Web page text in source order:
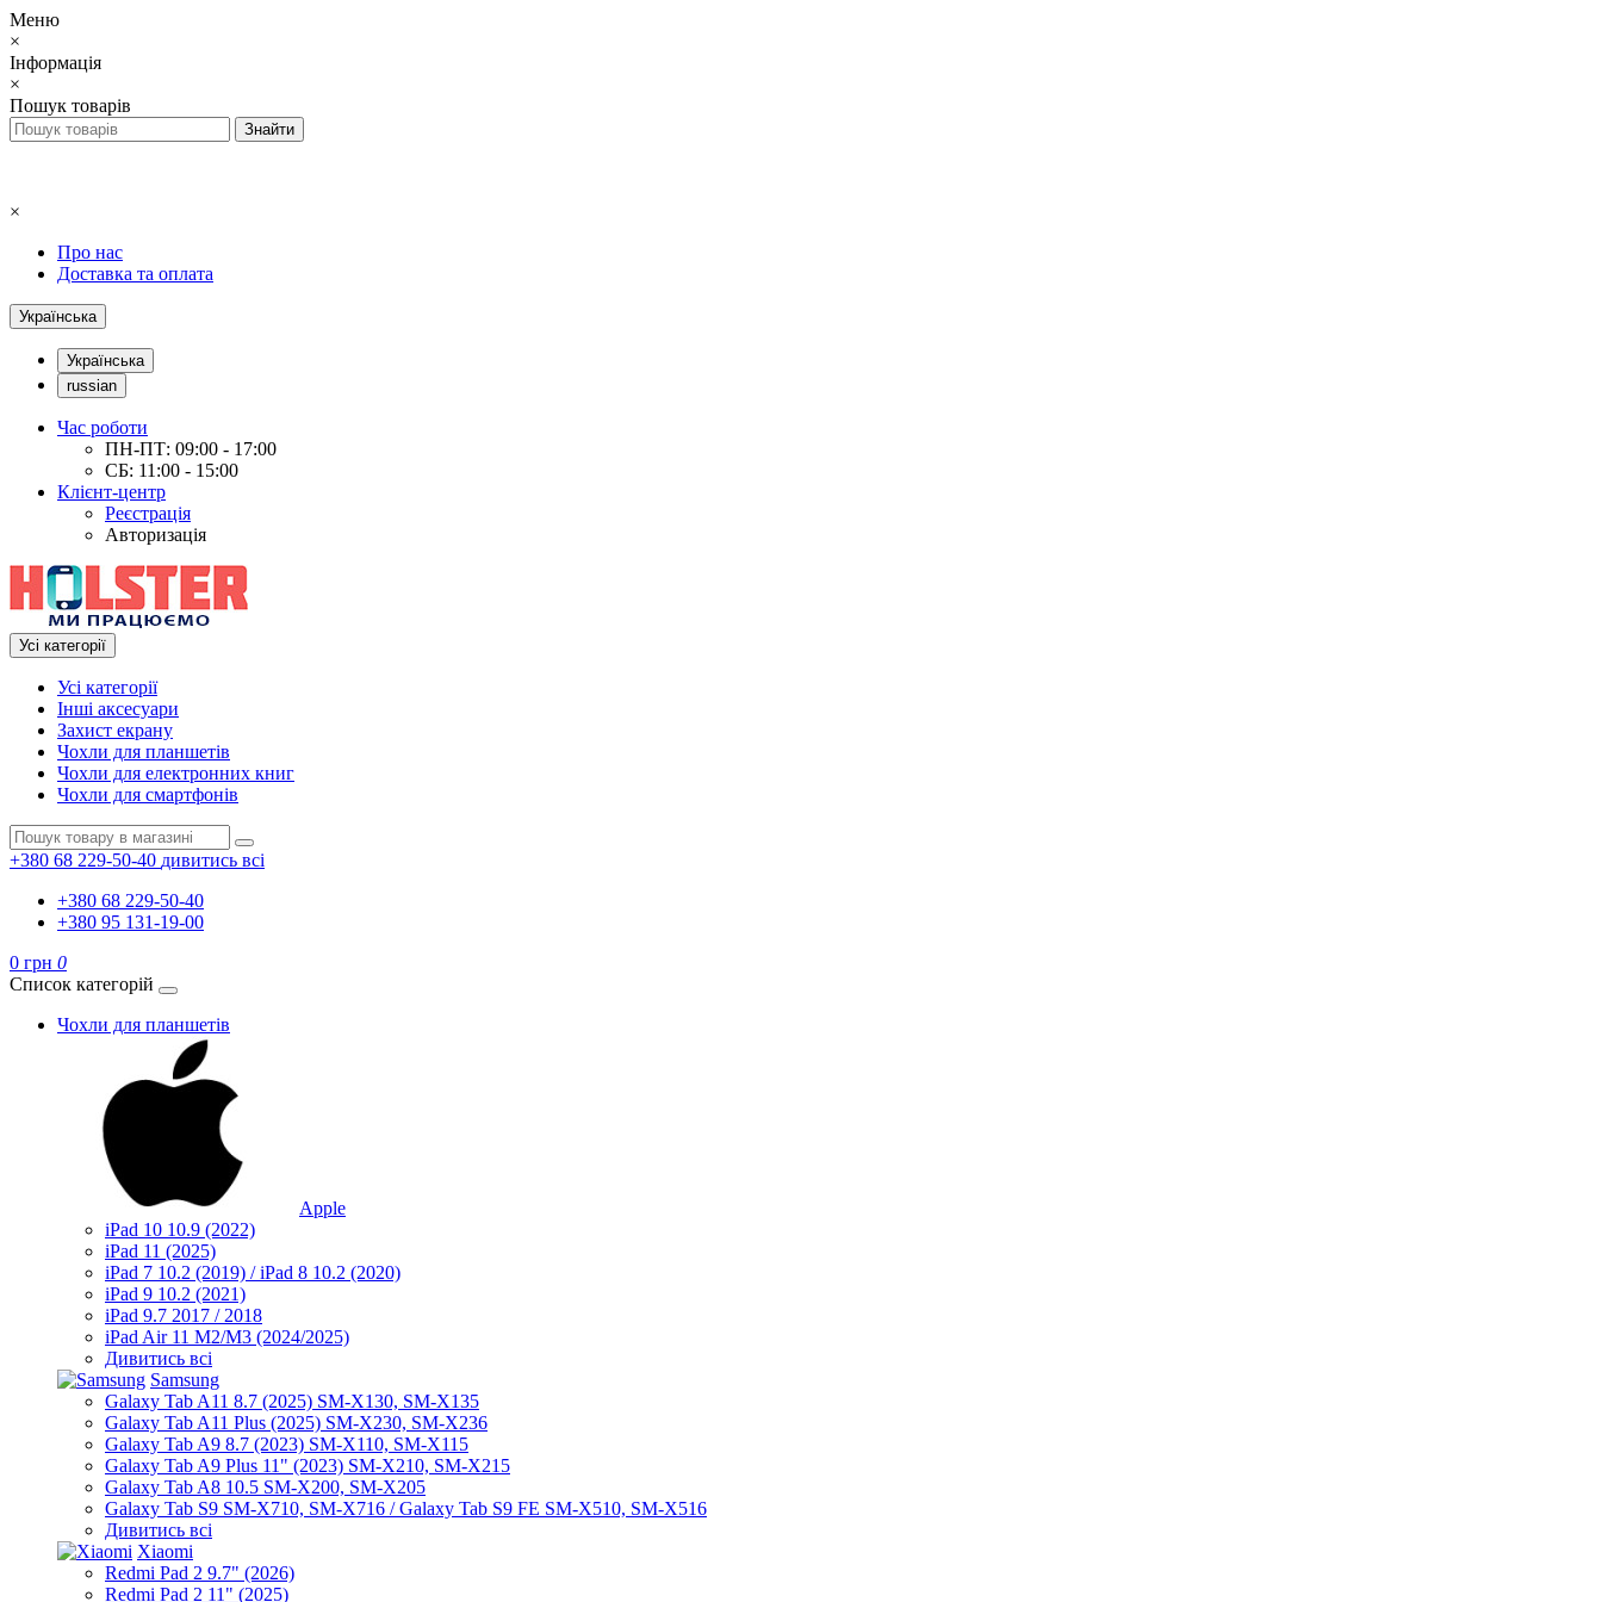
Меню
×
Інформація
×
Пошук товарів
×
Про нас
Доставка та оплата
Українська
Українська
russian
Час роботи
ПН-ПТ: 09:00 - 17:00
СБ: 11:00 - 15:00
Клієнт-центр
Реєстрація
Авторизація
Усі категорії
Усі категорії
Інші аксесуари
Захист екрану
Чохли для планшетів
Чохли для електронних книг
Чохли для смартфонів
+380 68 229-50-40 дивитись всі
+380 68 229-50-40
+380 95 131-19-00
0 грн 0
Список категорій
Чохли для планшетів
Apple
iPad 10 10.9 (2022)
iPad 11 (2025)
iPad 7 10.2 (2019) / iPad 8 10.2 (2020)
iPad 9 10.2 (2021)
iPad 9.7 2017 / 2018
iPad Air 11 M2/M3 (2024/2025)
Дивитись всі
Samsung
Galaxy Tab A11 8.7 (2025) SM-X130, SM-X135
Galaxy Tab A11 Plus (2025) SM-X230, SM-X236
Galaxy Tab A9 8.7 (2023) SM-X110, SM-X115
Galaxy Tab A9 Plus 11" (2023) SM-X210, SM-X215
Galaxy Tab A8 10.5 SM-X200, SM-X205
Galaxy Tab S9 SM-X710, SM-X716 / Galaxy Tab S9 FE SM-X510, SM-X516
Дивитись всі
Xiaomi
Redmi Pad 2 9.7" (2026)
Redmi Pad 2 11" (2025)